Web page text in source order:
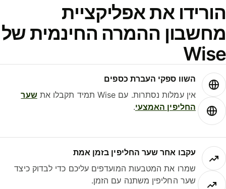
את אפליקציית
ההמרה החינמית של
השוו ספקי העברת כספים
אין עמלות נסתרות. עם Wise תמיד תקבלו את
שער
החליפין האמצעי.
עקבו אחר שער החליפין בזמן אמת
שמרו את המטבעות המועדפים עליכם כדי לבדוק כיצד
שער החליפין משתנה עם הזמן.